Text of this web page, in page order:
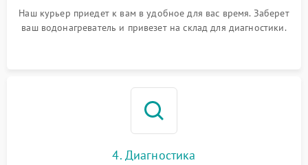
Наш курьер приедет к вам в удобное для вас время. Заберет
ваш водонагреватель и привезет на склад для диагностики.
4. Диагностика